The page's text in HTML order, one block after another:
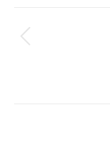
Navigation
de